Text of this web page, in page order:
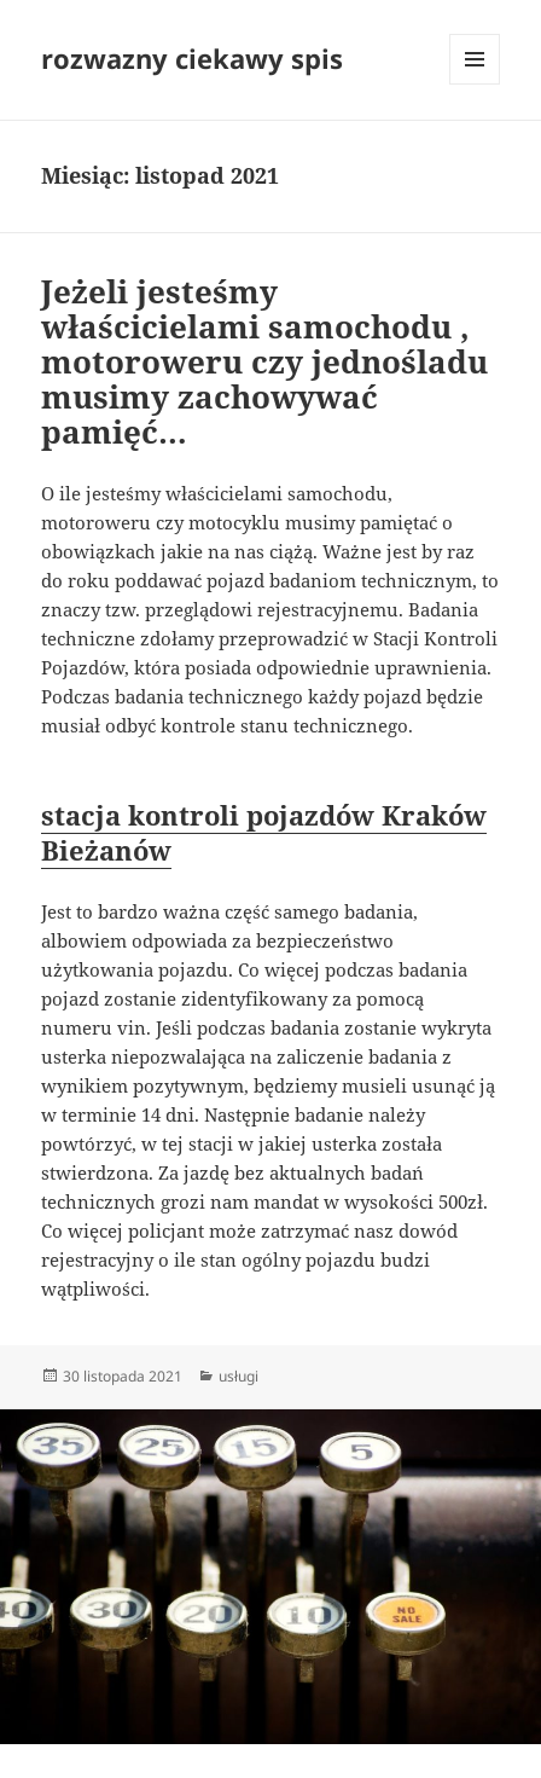
rozwazny ciekawy spis
Miesiąc:listopad 2021
Jeżeli jesteśmy
właścicielami samochodu ,
motoroweru czy jednośladu
musimy zachowywać
pamięć…
O ile jesteśmy właścicielami samochodu,
motoroweru czy motocyklu musimy pamiętać o
obowiązkach jakie na nas ciążą. Ważne jest by raz
do roku poddawać pojazd badaniom technicznym, to
znaczy tzw. przeglądowi rejestracyjnemu. Badania
techniczne zdołamy przeprowadzić w Stacji Kontroli
Pojazdów, która posiada odpowiednie uprawnienia.
Podczas badania technicznego każdy pojazd będzie
musiał odbyć kontrole stanu technicznego.
stacja kontroli pojazdów Kraków
Bieżanów
Jest to bardzo ważna część samego badania,
albowiem odpowiada za bezpieczeństwo
użytkowania pojazdu. Co więcej podczas badania
pojazd zostanie zidentyfikowany za pomocą
numeru vin. Jeśli podczas badania zostanie wykryta
usterka niepozwalająca na zaliczenie badania z
wynikiem pozytywnym, będziemy musieli usunąć ją
w terminie 14 dni. Następnie badanie należy
powtórzyć, w tej stacji w jakiej usterka została
stwierdzona. Za jazdę bez aktualnych badań
technicznych grozi nam mandat w wysokości 500zł.
Co więcej policjant może zatrzymać nasz dowód
rejestracyjny o ile stan ogólny pojazdu budzi
wątpliwości.
Data
30 listopada 2021 Kategorie
usługi